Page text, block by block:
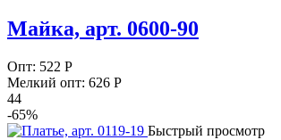
Майка, арт. 0600-90
Опт: 522 Р
Мелкий опт: 626 Р
44
-65%
Быстрый просмотр